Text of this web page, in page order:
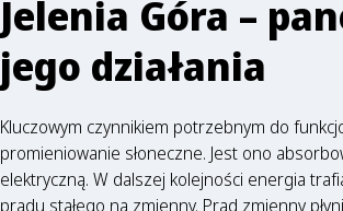
Jelenia Góra –
jego działania
Kluczowym czynnikiem potrzebnym do
promieniowanie słoneczne. Jest ono
elektryczną. W dalszej kolejności energia
prądu stałego na zmienny. Prąd zmienny